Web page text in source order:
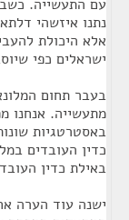
עם התעשייה.
נתנו איזשהי
אלא היכולת
ישראלים כפי
בעבר תחום
מתעשייה. אנחנו
באסטרטגיות
כדין העובדים
באילת כדין
ישנה עוד הערה